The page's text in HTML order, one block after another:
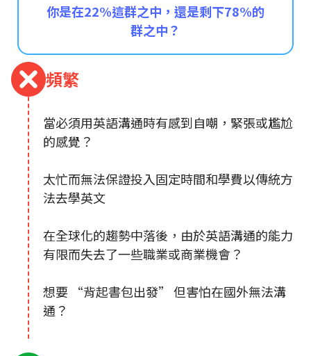
你是在22%這群之中，還是剩下78%的
群之中？
頻繁
當必須用英語溝通時有感到自嘲，緊張或尷尬
的感覺？
太忙而無法保證投入固定時間和學費以傳統方
法去學英文
在全球化的趨勢中落後，由於英語溝通的能力
有限而失去了一些職業或商業機會？
想要 “背起書包出發” 但害怕在國外無法溝
通？